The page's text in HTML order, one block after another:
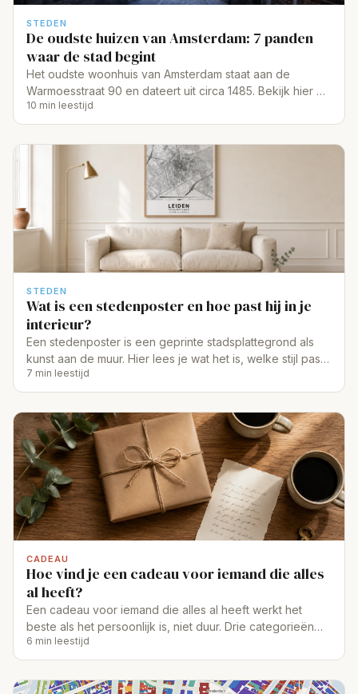
STEDEN
De oudste huizen van Amsterdam: 7 panden
waar de stad begint
Het oudste woonhuis van Amsterdam staat aan de
Warmoesstraat 90 en dateert uit circa 1485. Bekijk hier de
7 oudste panden met BAG-feiten en kaart.
10 min leestijd
STEDEN
Wat is een stedenposter en hoe past hij in je
interieur?
Een stedenposter is een geprinte stadsplattegrond als
kunst aan de muur. Hier lees je wat het is, welke stijl past
en welk formaat je kiest.
7 min leestijd
CADEAU
Hoe vind je een cadeau voor iemand die alles
al heeft?
Een cadeau voor iemand die alles al heeft werkt het
beste als het persoonlijk is, niet duur. Drie categorieën
die echt raken.
6 min leestijd